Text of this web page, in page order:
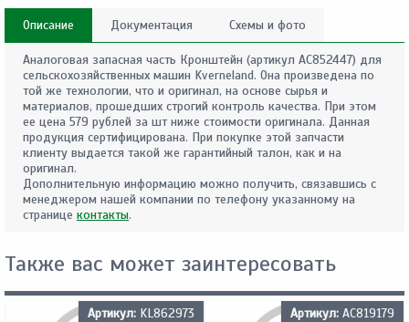
Описание Документация Схемы и фото
Аналоговая запасная часть Кронштейн (артикул AC852447) для
сельскохозяйственных машин Kverneland. Она произведена по
той же технологии, что и оригинал, на основе сырья и
материалов, прошедших строгий контроль качества. При этом
ее цена 579 рублей за шт ниже стоимости оригинала. Данная
продукция сертифицирована. При покупке этой запчасти
клиенту выдается такой же гарантийный талон, как и на
оригинал.
Дополнительную информацию можно получить, связавшись с
менеджером нашей компании по телефону указанному на
странице контакты.
Также вас может заинтересовать
Артикул: KL862973 Артикул: AC819179